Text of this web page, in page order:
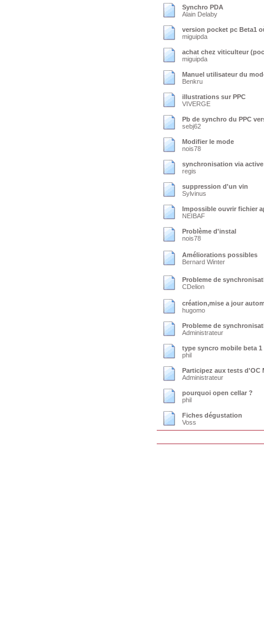
Synchro PDA
Alain Delaby
version pocket pc Beta1
miguipda
achat chez viticulteur
miguipda
Manuel utilisateur du
Benkru
illustrations sur PPC
VIVERGE
Pb de synchro du PPC
sebj62
Modifier le mode
nois78
synchronisation via
regis
suppression d'un vin
Sylvinus
Impossible ouvrir fichier
NEIBAF
Problème d'instal
nois78
Améliorations possibles
Bernard Winter
Probleme de
CDelion
création,mise a jour
hugomo
Probleme de
Administrateur
type syncro mobile beta 1
phil
Participez aux tests d'OC
Administrateur
pourquoi open cellar ?
phil
Fiches dégustation
Voss